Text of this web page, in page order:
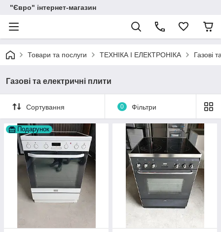
"Євро" інтернет-магазин
Товари та послуги ТЕХНІКА І ЕЛЕКТРОНІКА Газові
Газові та електричні плити
Сортування 0 Фільтри
Подарунок